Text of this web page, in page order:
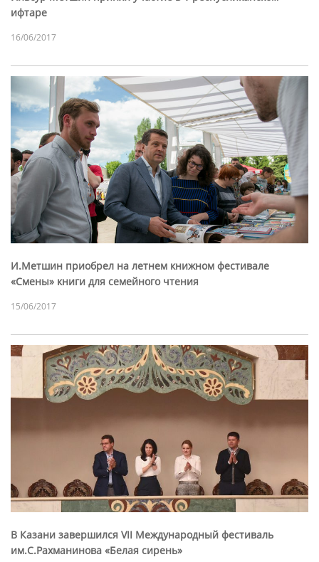
ифтаре
16/06/2017
И.Метшин приобрел на летнем книжном фестивале
«Смены» книги для семейного чтения
15/06/2017
В Казани завершился VII Международный фестиваль
им.С.Рахманинова «Белая сирень»